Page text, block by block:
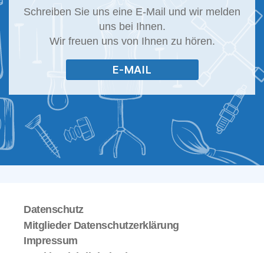
Schreiben Sie uns eine E-Mail und wir melden
uns bei Ihnen.
Wir freuen uns von Ihnen zu hören.
E-MAIL
Datenschutz
Mitglieder Datenschutzerklärung
Impressum